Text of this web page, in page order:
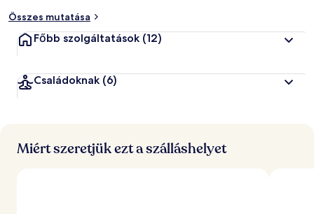
Összes mutatása
Főbb szolgáltatások (12)
Családoknak (6)
Miért szeretjük ezt a szálláshelyet